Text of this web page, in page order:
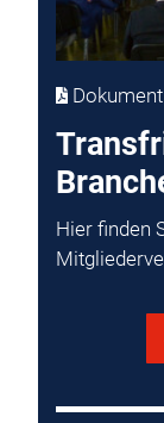
Dokument
Hier finden